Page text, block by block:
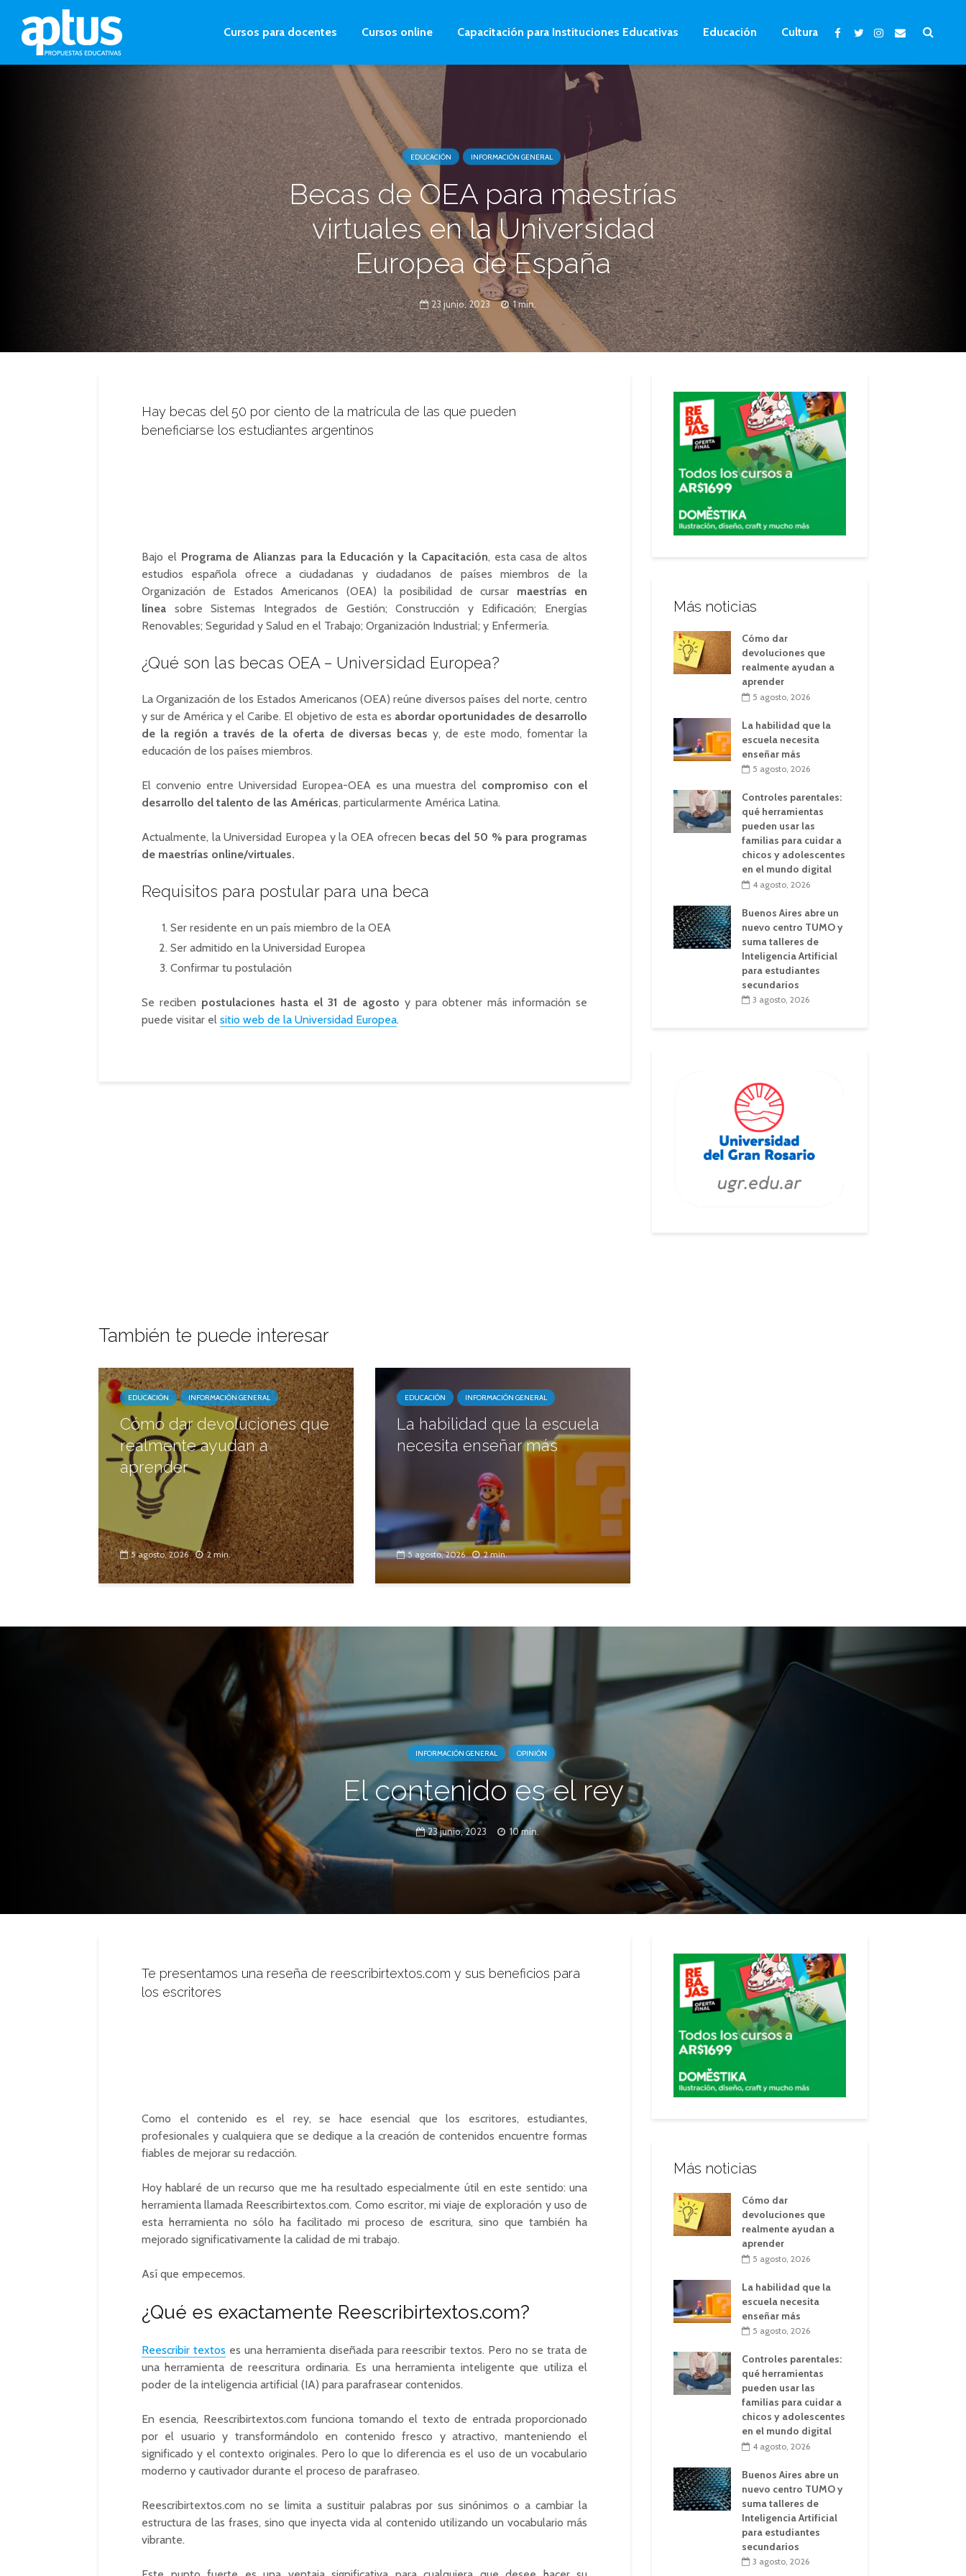
Cursos para docentes Cursos online Capacitación para Instituciones Educativas Educación Cultura
EDUCACIÓN INFORMACIÓN GENERAL
Becas de OEA para maestrías
virtuales en la Universidad
Europea de España
23 junio, 2023 1 min.
Hay becas del 50 por ciento de la matrícula de las que pueden
beneficiarse los estudiantes argentinos
Bajo el Programa de Alianzas para la Educación y la Capacitación, esta casa de altos
estudios española ofrece a ciudadanas y ciudadanos de países miembros de la
Organización de Estados Americanos (OEA) la posibilidad de cursar maestrías en
línea sobre Sistemas Integrados de Gestión; Construcción y Edificación; Energías
Renovables; Seguridad y Salud en el Trabajo; Organización Industrial; y Enfermería.
¿Qué son las becas OEA – Universidad Europea?
La Organización de los Estados Americanos (OEA) reúne diversos países del norte, centro
y sur de América y el Caribe. El objetivo de esta es abordar oportunidades de desarrollo
de la región a través de la oferta de diversas becas y, de este modo, fomentar la
educación de los países miembros.
El convenio entre Universidad Europea-OEA es una muestra del compromiso con el
desarrollo del talento de las Américas, particularmente América Latina.
Actualmente, la Universidad Europea y la OEA ofrecen becas del 50 % para programas
de maestrías online/virtuales.
Requisitos para postular para una beca
Ser residente en un país miembro de la OEA
Ser admitido en la Universidad Europea
Confirmar tu postulación
Se reciben postulaciones hasta el 31 de agosto y para obtener más información se
puede visitar el sitio web de la Universidad Europea.
También te puede interesar
EDUCACIÓN INFORMACIÓN GENERAL
Cómo dar devoluciones que
realmente ayudan a
aprender
5 agosto, 2026 2 min.
EDUCACIÓN INFORMACIÓN GENERAL
La habilidad que la escuela
necesita enseñar más
5 agosto, 2026 2 min.
Más noticias
Cómo dar
devoluciones que
realmente ayudan a
aprender
5 agosto, 2026
La habilidad que la
escuela necesita
enseñar más
5 agosto, 2026
Controles parentales:
qué herramientas
pueden usar las
familias para cuidar a
chicos y adolescentes
en el mundo digital
4 agosto, 2026
Buenos Aires abre un
nuevo centro TUMO y
suma talleres de
Inteligencia Artificial
para estudiantes
secundarios
3 agosto, 2026
INFORMACIÓN GENERAL OPINIÓN
El contenido es el rey
23 junio, 2023 10 min.
Te presentamos una reseña de reescribirtextos.com y sus beneficios para
los escritores
Como el contenido es el rey, se hace esencial que los escritores, estudiantes,
profesionales y cualquiera que se dedique a la creación de contenidos encuentre formas
fiables de mejorar su redacción.
Hoy hablaré de un recurso que me ha resultado especialmente útil en este sentido: una
herramienta llamada Reescribirtextos.com. Como escritor, mi viaje de exploración y uso de
esta herramienta no sólo ha facilitado mi proceso de escritura, sino que también ha
mejorado significativamente la calidad de mi trabajo.
Así que empecemos.
¿Qué es exactamente Reescribirtextos.com?
Reescribir textos es una herramienta diseñada para reescribir textos. Pero no se trata de
una herramienta de reescritura ordinaria. Es una herramienta inteligente que utiliza el
poder de la inteligencia artificial (IA) para parafrasear contenidos.
En esencia, Reescribirtextos.com funciona tomando el texto de entrada proporcionado
por el usuario y transformándolo en contenido fresco y atractivo, manteniendo el
significado y el contexto originales. Pero lo que lo diferencia es el uso de un vocabulario
moderno y cautivador durante el proceso de parafraseo.
Reescribirtextos.com no se limita a sustituir palabras por sus sinónimos o a cambiar la
estructura de las frases, sino que inyecta vida al contenido utilizando un vocabulario más
vibrante.
Más noticias
Cómo dar
devoluciones que
realmente ayudan a
aprender
5 agosto, 2026
La habilidad que la
escuela necesita
enseñar más
5 agosto, 2026
Controles parentales:
qué herramientas
pueden usar las
familias para cuidar a
chicos y adolescentes
en el mundo digital
4 agosto, 2026
Buenos Aires abre un
nuevo centro TUMO y
suma talleres de
Inteligencia Artificial
para estudiantes
secundarios
3 agosto, 2026